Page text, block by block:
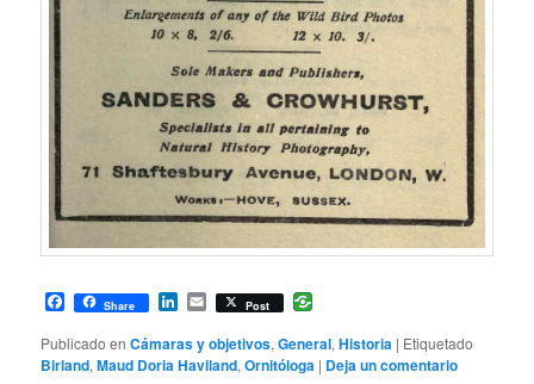
Facebook
Share LinkedIn
EmailPost
Publicado en Cámaras y objetivos,General,Historia | Etiquetado
Birland,Maud Doria Haviland,Ornitóloga | Deja un comentario